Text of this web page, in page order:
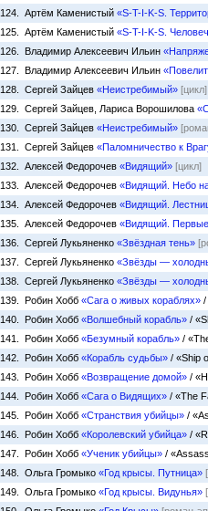
124. Артём Каменистый «S-T-I-K-S.
125. Артём Каменистый «S-T-I-K-S.
126. Владимир Алексеевич Ильин
127. Владимир Алексеевич Ильин
128. Сергей Зайцев «Неистребимый» [цикл]
129. Сергей Зайцев, Лариса Ворошилова
130. Сергей Зайцев «Неистребимый»
131. Сергей Зайцев «Паломничество к
132. Алексей Федорочев «Видящий» [цикл]
133. Алексей Федорочев «Видящий. Небо
134. Алексей Федорочев «Видящий.
135. Алексей Федорочев «Видящий.
136. Сергей Лукьяненко «Звёздная тень»
137. Сергей Лукьяненко «Звёзды —
138. Сергей Лукьяненко «Звёзды —
139. Робин Хобб «Сага о живых кораблях» /
140. Робин Хобб «Волшебный корабль» /
141. Робин Хобб «Безумный корабль» /
142. Робин Хобб «Корабль судьбы» / «Ship
143. Робин Хобб «Возвращение домой» /
144. Робин Хобб «Сага о Видящих» / «The
145. Робин Хобб «Странствия убийцы» /
146. Робин Хобб «Королевский убийца» /
147. Робин Хобб «Ученик убийцы» /
148. Ольга Громыко «Год крысы. Путница»
149. Ольга Громыко «Год крысы. Видунья»